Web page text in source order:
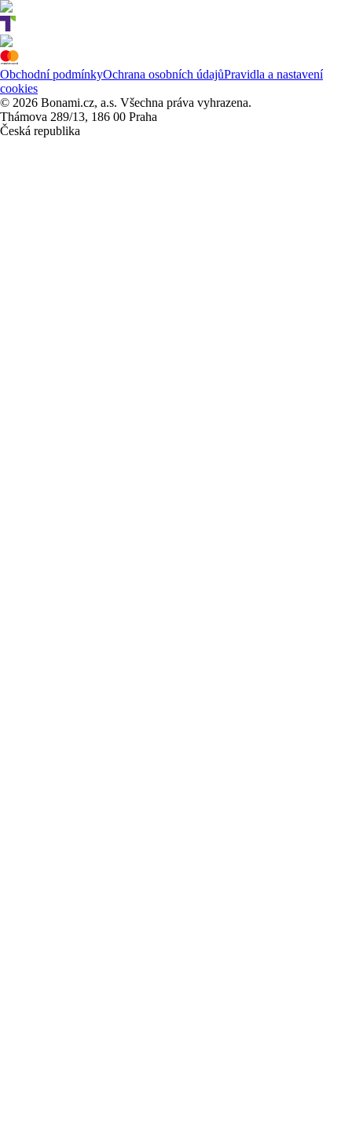
Obchodní podmínkyOchrana osobních údajůPravidla a nastavení
cookies
© 2026 Bonami.cz, a.s. Všechna práva vyhrazena.
Thámova 289/13, 186 00 Praha
Česká republika